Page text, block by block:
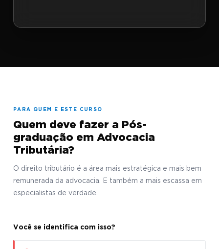
PARA QUEM E ESTE CURSO
Quem deve fazer a Pós-
graduação em Advocacia
Tributária?
O direito tributário é a área mais estratégica e mais bem
remunerada da advocacia. E também a mais escassa em
especialistas de verdade.
Você se identifica com isso?